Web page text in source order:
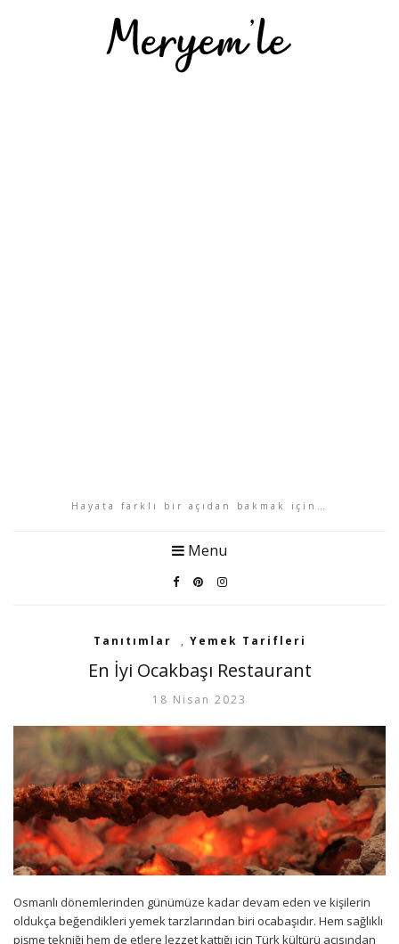
Hayata farklı bir açıdan bakmak için…
Menu
Tanıtımlar , Yemek Tarifleri
En İyi Ocakbaşı Restaurant
18 Nisan 2023
Osmanlı dönemlerinden günümüze kadar devam eden ve kişilerin
oldukça beğendikleri yemek tarzlarından biri ocabaşıdır. Hem sağlıklı
pişme tekniği hem de etlere lezzet kattığı için Türk kültürü açısından